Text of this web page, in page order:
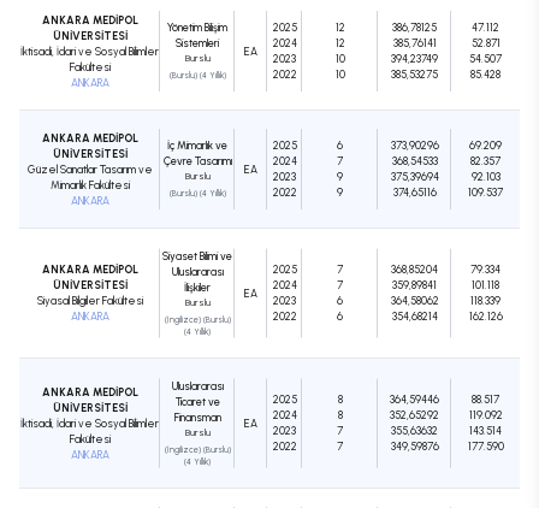
ANKARA MEDİPOL
ÜNİVERSİTESİ
İktisadi, İdari ve Sosyal Bilimler
Fakültesi
ANKARA
Yönetim Bilişim
Sistemleri
Burslu
(Burslu) (4 Yıllık)
EA
2025
2024
2023
2022
12
12
10
10
386,78125
385,76141
394,23749
385,53275
47.112
52.871
54.507
85.428
ANKARA MEDİPOL
ÜNİVERSİTESİ
Güzel Sanatlar Tasarım ve
Mimarlık Fakültesi
ANKARA
İç Mimarlık ve
Çevre Tasarımı
Burslu
(Burslu) (4 Yıllık)
EA
2025
2024
2023
2022
6
7
9
9
373,90296
368,54533
375,39694
374,65116
69.209
82.357
92.103
109.537
ANKARA MEDİPOL
ÜNİVERSİTESİ
Siyasal Bilgiler Fakültesi
ANKARA
Siyaset Bilimi ve
Uluslararası
İlişkiler
Burslu
(İngilizce) (Burslu)
(4 Yıllık)
EA
2025
2024
2023
2022
7
7
6
6
368,85204
359,89841
364,58062
354,68214
79.334
101.118
118.339
162.126
ANKARA MEDİPOL
ÜNİVERSİTESİ
İktisadi, İdari ve Sosyal Bilimler
Fakültesi
ANKARA
Uluslararası
Ticaret ve
Finansman
Burslu
(İngilizce) (Burslu)
(4 Yıllık)
EA
2025
2024
2023
2022
8
8
7
7
364,59446
352,65292
355,63632
349,59876
88.517
119.092
143.514
177.590